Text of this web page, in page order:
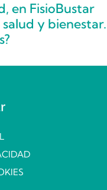
en FisioBustar
y bienestar.